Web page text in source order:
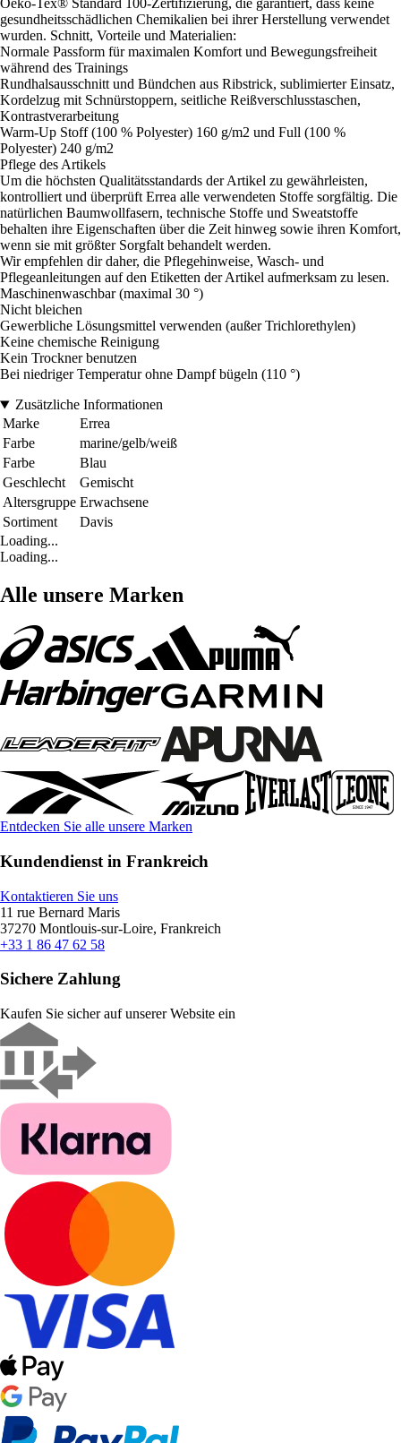
Oeko-Tex® Standard 100-Zertifizierung, die garantiert, dass keine
gesundheitsschädlichen Chemikalien bei ihrer Herstellung verwendet
wurden. Schnitt, Vorteile und Materialien:
Normale Passform für maximalen Komfort und Bewegungsfreiheit
während des Trainings
Rundhalsausschnitt und Bündchen aus Ribstrick, sublimierter Einsatz,
Kordelzug mit Schnürstoppern, seitliche Reißverschlusstaschen,
Kontrastverarbeitung
Warm-Up Stoff (100 % Polyester) 160 g/m2 und Full (100 %
Polyester) 240 g/m2
Pflege des Artikels
Um die höchsten Qualitätsstandards der Artikel zu gewährleisten,
kontrolliert und überprüft Errea alle verwendeten Stoffe sorgfältig. Die
natürlichen Baumwollfasern, technische Stoffe und Sweatstoffe
behalten ihre Eigenschaften über die Zeit hinweg sowie ihren Komfort,
wenn sie mit größter Sorgfalt behandelt werden.
Wir empfehlen dir daher, die Pflegehinweise, Wasch- und
Pflegeanleitungen auf den Etiketten der Artikel aufmerksam zu lesen.
Maschinenwaschbar (maximal 30 °)
Nicht bleichen
Gewerbliche Lösungsmittel verwenden (außer Trichlorethylen)
Keine chemische Reinigung
Kein Trockner benutzen
Bei niedriger Temperatur ohne Dampf bügeln (110 °)
Zusätzliche Informationen
Marke
Errea
Farbe
marine/gelb/weiß
Farbe
Blau
Geschlecht
Gemischt
Altersgruppe Erwachsene
Sortiment
Davis
Loading...
Loading...
Alle unsere Marken
Entdecken Sie alle unsere Marken
Kundendienst in Frankreich
Kontaktieren Sie uns
11 rue Bernard Maris
37270 Montlouis-sur-Loire, Frankreich
+33 1 86 47 62 58
Sichere Zahlung
Kaufen Sie sicher auf unserer Website ein